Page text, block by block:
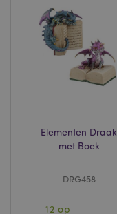
Elementen Draak
met Boek
DRG458
12 op